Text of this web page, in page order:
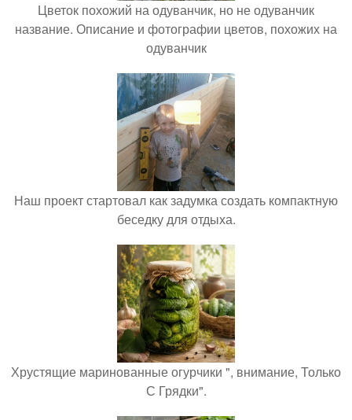
Цветок похожий на одуванчик, но не одуванчик
название. Описание и фотографии цветов, похожих на
одуванчик
Наш проект стартовал как задумка создать компактную
беседку для отдыха.
Хрустящие маринованные огурчики ", внимание, Только
С Грядки".